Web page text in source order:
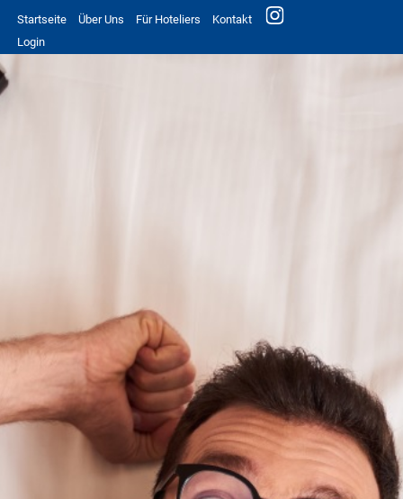
Startseite Über Uns Für Hoteliers
Kontakt
Login